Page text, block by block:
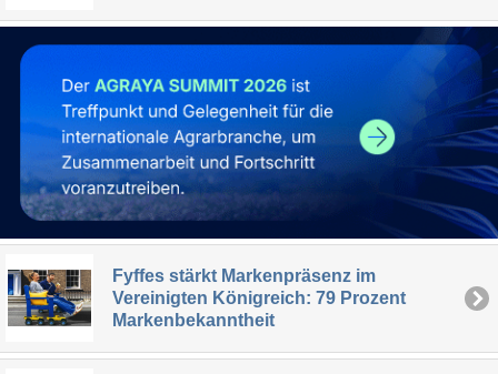
Fyffes stärkt Markenpräsenz im
Vereinigten Königreich: 79 Prozent
Markenbekanntheit